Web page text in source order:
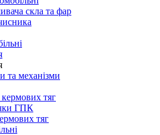
скла та фар
та механізми
тяг
ГПК
тяг